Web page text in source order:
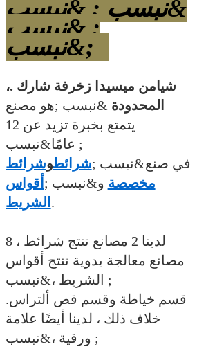
&نبسب ; &نبسب
; &نبسب
شيامن ميسيدا زخرفة شارك .،
المحدودة &نبسب ;هو مصنع
يتمتع بخبرة تزيد عن 12
عامًا&نبسب ;
في صنع&نبسب ;شرائطوشرائط
مخصصة و&نبسب ; أقواس
الشريط .
لدينا 2 مصانع تنتج شرائط ، 8
مصانع معالجة يدوية تنتج أقواس
الشريط ،&نبسب ;
قسم خياطة وقسم قص ألتراس.
خلاف ذلك ، لدينا أيضًا علامة
ورقية ،&نبسب ;